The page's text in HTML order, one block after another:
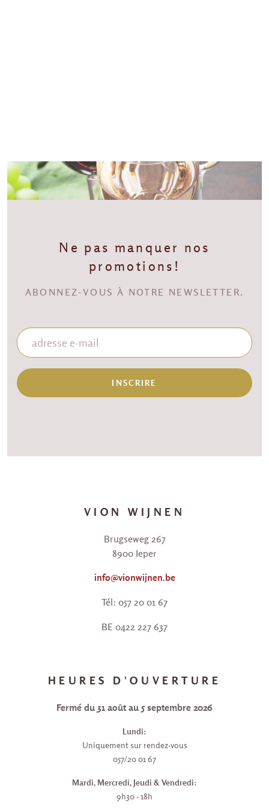
Ne pas manquer nos
promotions!
ABONNEZ-VOUS À NOTRE NEWSLETTER.
INSCRIRE
VION WIJNEN
Brugseweg 267
8900 Ieper
info@vionwijnen.be
Tél: 057 20 01 67
BE 0422 227 637
HEURES D'OUVERTURE
Fermé du 31 août au 5 septembre 2026
Lundi:
Uniquement sur rendez-vous
057/20 01 67
Mardi, Mercredi, Jeudi & Vendredi:
9h30 - 18h